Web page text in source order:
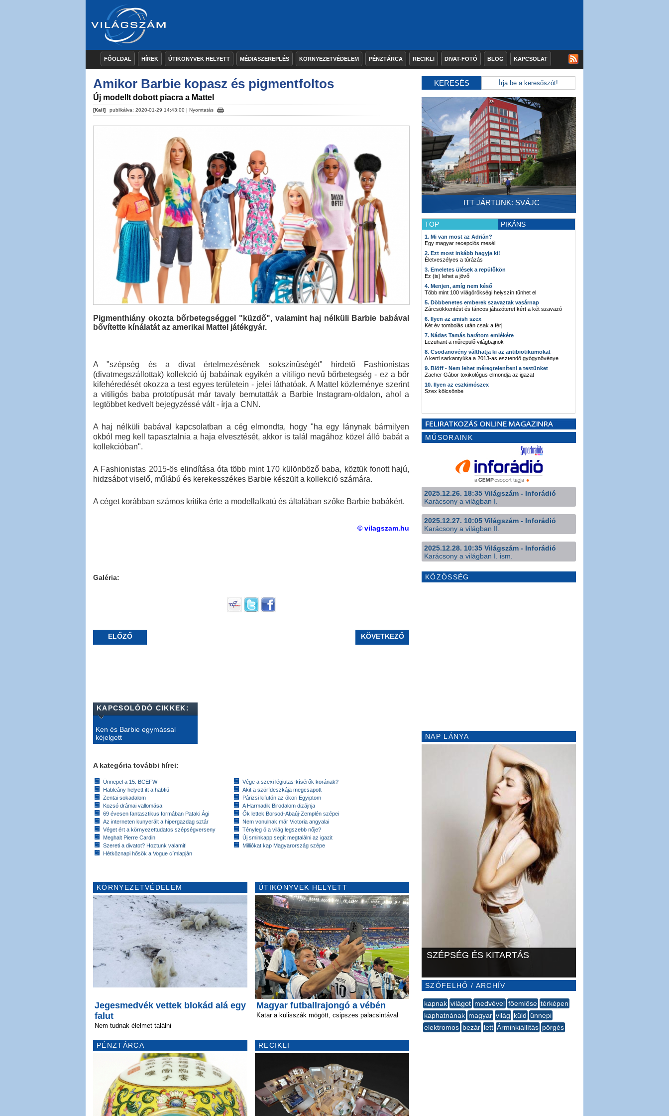
FŐOLDAL HÍREK ÚTIKÖNYVEK HELYETT MÉDIASZEREPLÉS KÖRNYEZETVÉDELEM PÉNZTÁRCA RECIKLI DIVAT-FOTÓ BLOG KAPCSOLAT
Amikor Barbie kopasz és pigmentfoltos
Új modellt dobott piacra a Mattel
[Kail] publikálva: 2020-01-29 14:43:00 | Nyomtatás
Pigmenthiány okozta bőrbetegséggel "küzdő", valamint haj nélküli Barbie babával
bővítette kínálatát az amerikai Mattel játékgyár.
A "szépség és a divat értelmezésének sokszínűségét" hirdető Fashionistas
(divatmegszállottak) kollekció új babáinak egyikén a vitiligo nevű bőrbetegség - ez a bőr
kifehéredését okozza a test egyes területein - jelei láthatóak. A Mattel közleménye szerint
a vitiligós baba prototípusát már tavaly bemutatták a Barbie Instagram-oldalon, ahol a
legtöbbet kedvelt bejegyzéssé vált - írja a CNN.
A haj nélküli babával kapcsolatban a cég elmondta, hogy "ha egy lánynak bármilyen
okból meg kell tapasztalnia a haja elvesztését, akkor is talál magához közel álló babát a
kollekcióban".
A Fashionistas 2015-ös elindítása óta több mint 170 különböző baba, köztük fonott hajú,
hidzsábot viselő, műlábú és kerekesszékes Barbie készült a kollekció számára.
A céget korábban számos kritika érte a modellalkatú és általában szőke Barbie babákért.
© vilagszam.hu
Galéria:
ELŐZŐ KÖVETKEZŐ
KAPCSOLÓDÓ CIKKEK:
Ken és Barbie egymással
kéjelgett
A kategória további hírei:
Ünnepel a 15. BCEFW
Hableány helyett itt a habfiú
Zentai sokadalom
Kozsó drámai vallomása
69 évesen fantasztikus formában Pataki Ági
Az interneten kunyerált a hipergazdag sztár
Véget ért a környezettudatos szépségverseny
Meghalt Pierre Cardin
Szereti a divatot? Hoztunk valamit!
Hétköznapi hősök a Vogue címlapján
Vége a szexi légiutas-kísérők korának?
Akit a szörfdeszkája megcsapott
Párizsi kifutón az ókori Egyiptom
A Harmadik Birodalom dizájnja
Ők lettek Borsod-Abaúj-Zemplén szépei
Nem vonulnak már Victoria angyalai
Tényleg ö a világ legszebb nője?
Új sminkapp segít megtalálni az igazit
Milliókat kap Magyarország szépe
KÖRNYEZETVÉDELEM
Jegesmedvék vettek blokád alá egy
falut
Nem tudnak élelmet találni
PÉNZTÁRCA
ÚTIKÖNYVEK HELYETT
Magyar futballrajongó a vébén
Katar a kulisszák mögött, csipszes palacsintával
RECIKLI
KERESÉS
ITT JÁRTUNK: SVÁJC
TOP PIKÁNS
1. Mi van most az Adrián?
Egy magyar recepciós mesél
2. Ezt most inkább hagyja ki!
Életveszélyes a túrázás
3. Emeletes ülések a repülőkön
Ez (is) lehet a jövő
4. Menjen, amíg nem késő
Több mint 100 világörökségi helyszín tűnhet el
5. Döbbenetes emberek szavaztak vasárnap
Zárcsökkentést és táncos játszóteret kért a két szavazó
6. Ilyen az amish szex
Két év tombolás után csak a férj
7. Nádas Tamás barátom emlékére
Lezuhant a műrepülő világbajnok
8. Csodanövény válthatja ki az antibiotikumokat
A kerti sarkantyúka a 2013-as esztendő gyógynövénye
9. Blöff - Nem lehet méregteleníteni a testünket
Zacher Gábor toxikológus elmondja az igazat
10. Ilyen az eszkimószex
Szex kölcsönbe
MŰSORAINK
2025.12.26. 18:35 Világszám - Inforádió
Karácsony a világban I.
2025.12.27. 10:05 Világszám - Inforádió
Karácsony a világban II.
2025.12.28. 10:35 Világszám - Inforádió
Karácsony a világban I. ism.
KÖZÖSSÉG
NAP LÁNYA
SZÉPSÉG ÉS KITARTÁS
SZÓFELHŐ / ARCHÍV
kapnak világot medvével főemlőse térképen
kaphatnának magyar világ küld ünnepi
elektromos bezár lett Árminkiállítás pörgés